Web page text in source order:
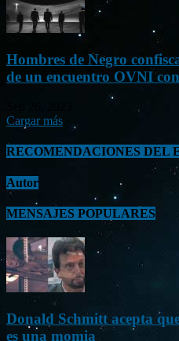
Hombres de Negro
de un encuentro OVNI
Cargar más
RECOMENDACIONES DEL
Autor
MENSAJES POPULARES
Donald Schmitt acepta
es una momia